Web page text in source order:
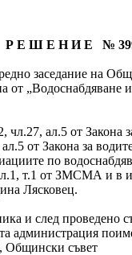
Р Е Ш Е Н И Е №
заседание на
от
чл.27, ал.5 от Закона
от Закона за
по
т.1 от ЗМСМА и в
Лясковец.
и след проведено
администрация
Общински съвет